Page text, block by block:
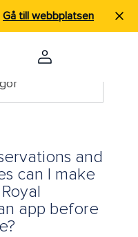
Gå till webbplatsen
and
can I make
app before